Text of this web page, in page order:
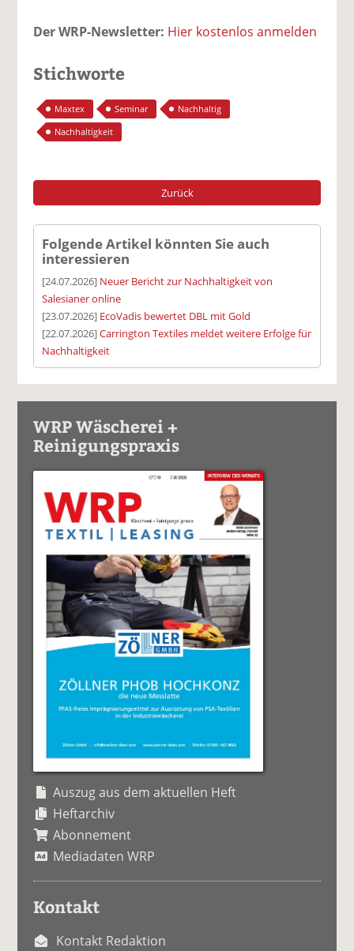
Der WRP-Newsletter: Hier kostenlos anmelden
Stichworte
Maxtex Seminar
Nachhaltig
Nachhaltigkeit
Zurück
Folgende Artikel könnten Sie auch
interessieren
[24.07.2026] Neuer Bericht zur Nachhaltigkeit von
Salesianer online
[23.07.2026] EcoVadis bewertet DBL mit Gold
[22.07.2026]Carrington Textiles meldet weitere Erfolge für
Nachhaltigkeit
WRP Wäscherei +
Reinigungspraxis
Auszug aus dem aktuellen Heft
Heftarchiv
Abonnement
Mediadaten WRP
Kontakt
Kontakt Redaktion